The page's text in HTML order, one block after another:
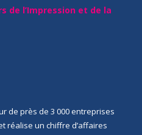
de l’Impression et de la
de près de 3 000 entreprises
réalise un chiffre d’affaires